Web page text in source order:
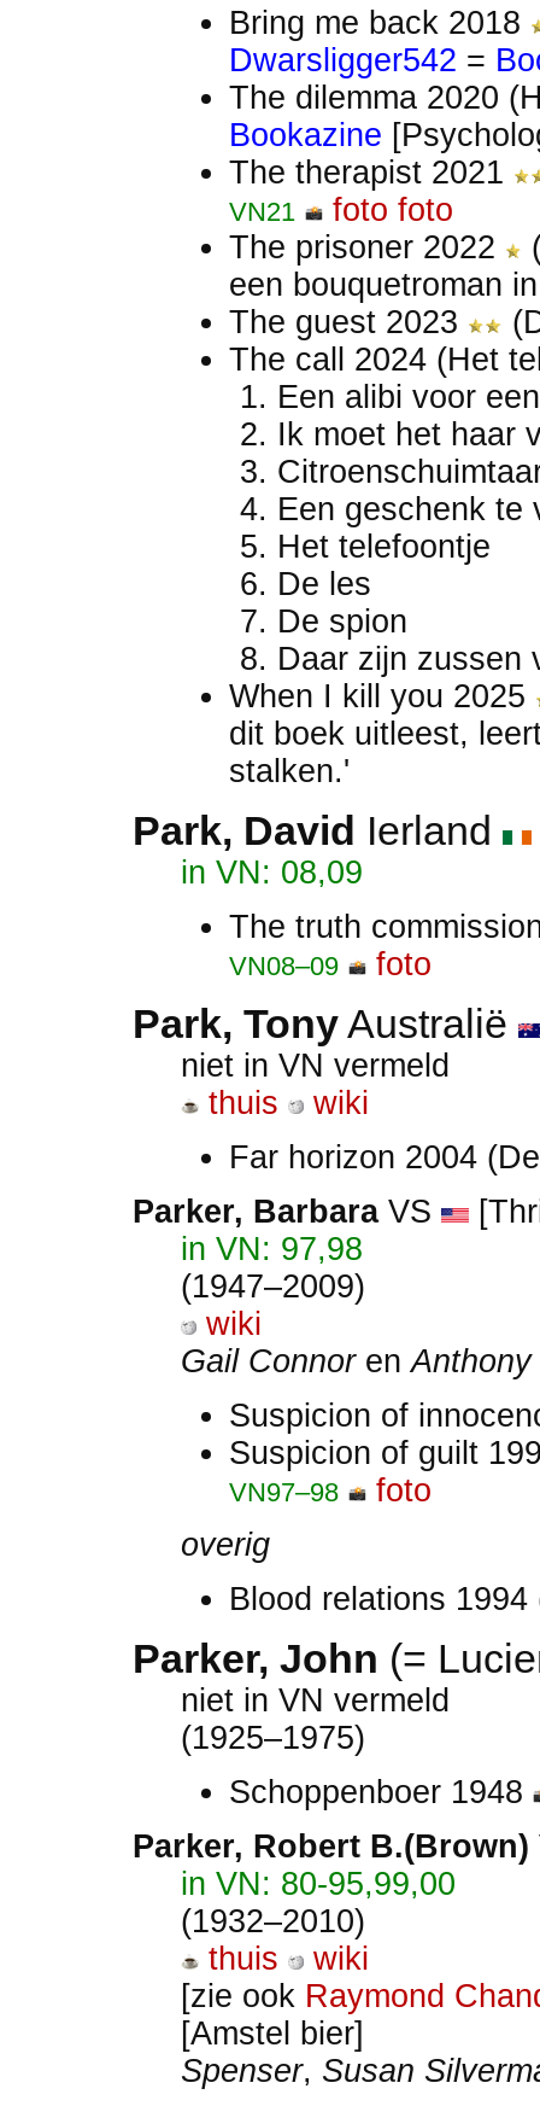
Bring me back 2018
Dwarsligger542 =
The dilemma 2020
Bookazine
The therapist 2021
VN21 foto foto
The prisoner 2022
een bouquetroman
The guest 2023
The call 2024 (Het
Een alibi voor
Ik moet het haar
Een geschenk te
Het telefoontje
De les
De spion
Daar zijn zussen
When I kill you 2025
dit boek uitleest,
stalken.'
Park, David Ierland
in VN: 08,09
The truth
VN08–09 foto
Park, TonyAustralië
niet in VN vermeld
thuis
wiki
Far horizon 2004
Parker, BarbaraVS
in VN: 97,98
(1947–2009)
wiki
Gail Connoren
Suspicion of
Suspicion of guilt
VN97–98
foto
overig
Blood relations
Parker, John (=
niet in VN vermeld
(1925–1975)
Schoppenboer 1948
Parker, Robert B.(Brown)
in VN: 80-95,99,00
(1932–2010)
thuis
wiki
[zie ook Raymond
[Amstel bier]
Spenser, Susan